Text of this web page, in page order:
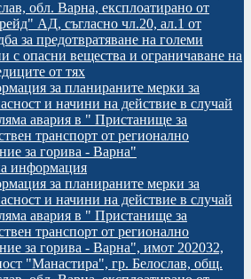
обл. Варна, експлоатирано от
АД, съгласно чл.20, ал.1 от
за предотвратяване на големи
с опасни вещества и ограничаване на
от тях
за планираните мерки за
и начини на действие в случай
авария в " Пристанище за
транспорт от регионално
за горива - Варна"
информация
за планираните мерки за
и начини на действие в случай
авария в " Пристанище за
транспорт от регионално
за горива - Варна", имот 202032,
"Манастира", гр. Белослав, общ.